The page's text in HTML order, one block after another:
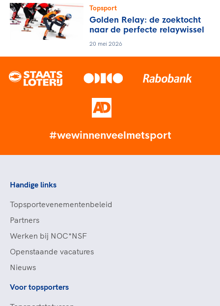
Topsport
Golden Relay: de zoektocht
naar de perfecte relaywissel
20 mei 2026
#wewinnenveelmetsport
Handige links
Topsportevenementenbeleid
Partners
Werken bij NOC*NSF
Openstaande vacatures
Nieuws
Voor topsporters